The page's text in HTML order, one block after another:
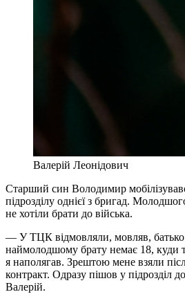
Валерій Леонідович
Старший син Володимир
підрозділу однієї з бригад.
не хотіли брати до війська.
— У ТЦК відмовляли, мовляв, батько
наймолодшому брату немає 18, куди
я наполягав. Зрештою мене взяли
контракт. Одразу пішов у підрозділ
Валерій.